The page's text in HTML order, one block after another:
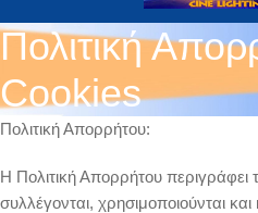
Πολιτική
Cookies
Πολιτική Απορρήτου:
Η Πολιτική Απορρήτου περιγράφει
συλλέγονται, χρησιμοποιούνται